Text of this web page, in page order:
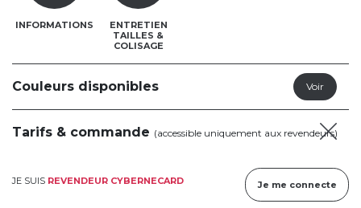
INFORMATIONS
ENTRETIEN
TAILLES &
COLISAGE
Couleurs disponibles
Tarifs & commande (accessible uniquement aux revendeurs)
JE SUIS REVENDEUR CYBERNECARD Je me connecte